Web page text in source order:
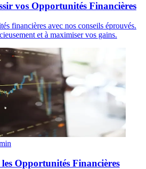
vos Opportunités Financières
financières avec nos conseils éprouvés.
et à maximiser vos gains.
Opportunités Financières